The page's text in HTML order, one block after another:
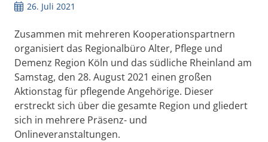
26. Juli 2021
Zusammen mit mehreren Kooperationspartnern
organisiert das Regionalbüro Alter, Pflege und
Demenz Region Köln und das südliche Rheinland am
Samstag, den 28. August 2021 einen großen
Aktionstag für pflegende Angehörige. Dieser
erstreckt sich über die gesamte Region und gliedert
sich in mehrere Präsenz- und
Onlineveranstaltungen.